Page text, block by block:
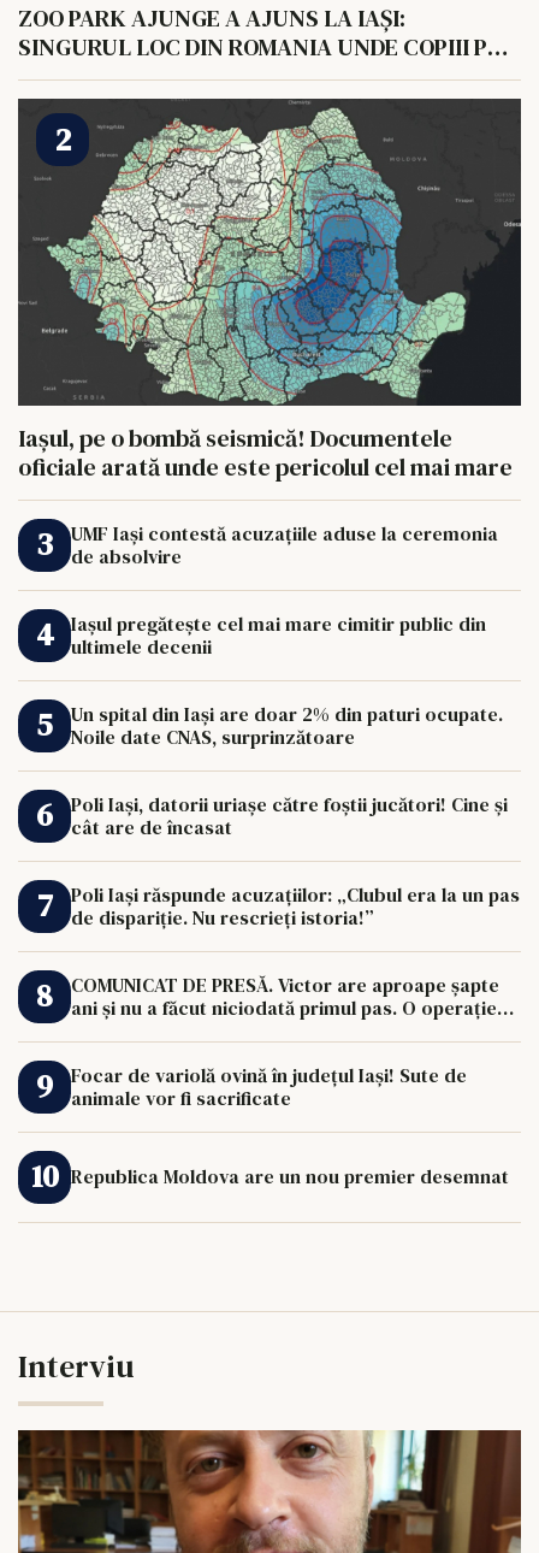
ZOO PARK AJUNGE A AJUNS LA IAȘI:
SINGURUL LOC DIN ROMANIA UNDE COPIII POT
HRANI UN ELEFANT
Iașul, pe o bombă seismică! Documentele
oficiale arată unde este pericolul cel mai mare
UMF Iași contestă acuzațiile aduse la ceremonia
de absolvire
Iașul pregătește cel mai mare cimitir public din
ultimele decenii
Un spital din Iași are doar 2% din paturi ocupate.
Noile date CNAS, surprinzătoare
Poli Iași, datorii uriașe către foștii jucători! Cine și
cât are de încasat
Poli Iași răspunde acuzațiilor: „Clubul era la un pas
de dispariție. Nu rescrieți istoria!”
COMUNICAT DE PRESĂ. Victor are aproape șapte
ani și nu a făcut niciodată primul pas. O operație
Focar de variolă ovină în județul Iași! Sute de
animale vor fi sacrificate
Republica Moldova are un nou premier desemnat
Interviu